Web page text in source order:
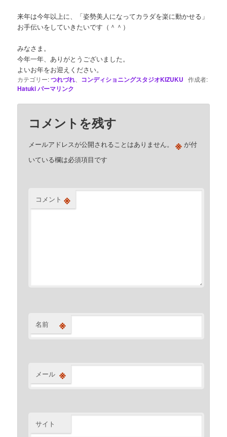
来年は今年以上に、「姿勢美人になってカラダを楽に動かせる」
お手伝いをしていきたいです（＾＾）
みなさま。
今年一年、ありがとうございました。
よいお年をお迎えください。
カテゴリー:つれづれ コンディショニングスタジオKIZUKU 作成者:
Hatukiパーマリンク
コメントを残す
メールアドレスが公開されることはありません。 ※ が付
いている欄は必須項目です
コメント ※
名前 ※
メール ※
サイト